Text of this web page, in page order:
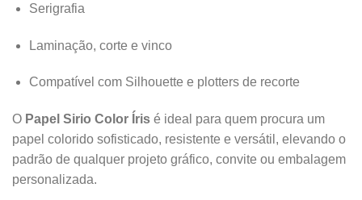
Serigrafia
Laminação, corte e vinco
Compatível com Silhouette e plotters de recorte
O Papel Sirio Color Íris é ideal para quem procura um
papel colorido sofisticado, resistente e versátil, elevando o
padrão de qualquer projeto gráfico, convite ou embalagem
personalizada.